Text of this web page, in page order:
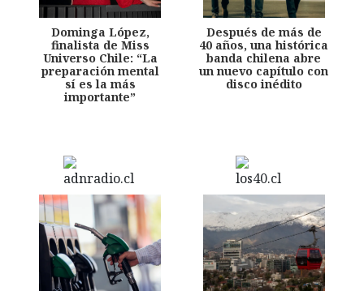
Dominga López,
finalista de Miss
Universo Chile: “La
preparación mental
sí es la más
importante”
Después de más de
40 años, una histórica
banda chilena abre
un nuevo capítulo con
disco inédito